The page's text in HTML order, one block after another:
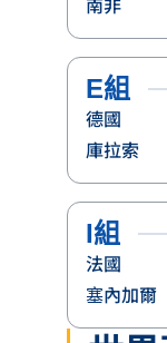
E組
德國
庫拉索
I組
法國
塞內加爾